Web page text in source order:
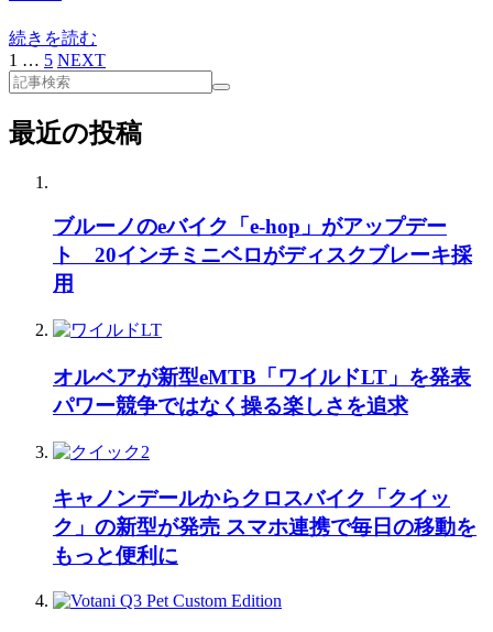
続きを読む
1 … 5 NEXT
最近の投稿
ブルーノのeバイク「e-hop」がアップデー
ト 20インチミニベロがディスクブレーキ採
用
オルベアが新型eMTB「ワイルドLT」を発表
パワー競争ではなく操る楽しさを追求
キャノンデールからクロスバイク「クイッ
ク」の新型が発売 スマホ連携で毎日の移動を
もっと便利に